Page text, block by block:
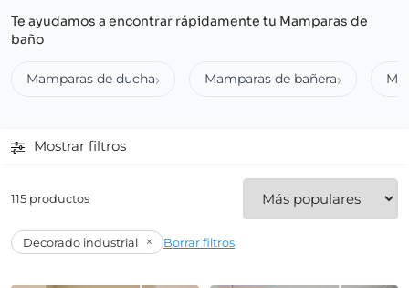
Te ayudamos a encontrar rápidamente tu Mamparas de
baño
Mamparas de ducha Mamparas de bañera
Mostrar filtros
115 productos
Decorado industrial × Borrar filtros